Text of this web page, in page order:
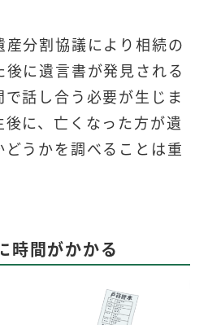
産分割協議により相続の
に遺言書が発見される
話し合う必要が生じま
に、亡くなった方が遺
うかを調べることは重
時間がかかる